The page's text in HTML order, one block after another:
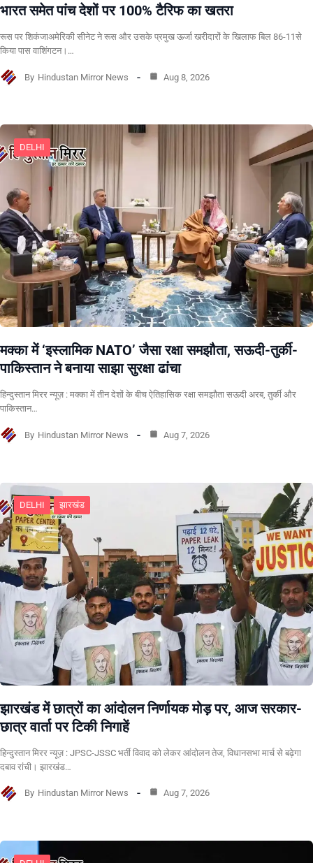
भारत समेत पांच देशों पर 100% टैरिफ का खतरा
रूस पर शिकंजाअमेरिकी सीनेट ने रूस और उसके प्रमुख ऊर्जा खरीदारों के खिलाफ बिल 86-11से
किया पास वाशिंगटन।…
By Hindustan Mirror News Aug 8, 2026
DELHI
मक्का में ‘इस्लामिक NATO’ जैसा रक्षा समझौता, सऊदी-तुर्की-
पाकिस्तान ने बनाया साझा सुरक्षा ढांचा
हिन्दुस्तान मिरर न्यूज़ : मक्का में तीन देशों के बीच ऐतिहासिक रक्षा समझौता सऊदी अरब, तुर्की और
पाकिस्तान…
By Hindustan Mirror News Aug 7, 2026
DELHI झारखंड
झारखंड में छात्रों का आंदोलन निर्णायक मोड़ पर, आज सरकार-
छात्र वार्ता पर टिकी निगाहें
हिन्दुस्तान मिरर न्यूज़ : JPSC-JSSC भर्ती विवाद को लेकर आंदोलन तेज, विधानसभा मार्च से बढ़ेगा
दबाव रांची। झारखंड…
By Hindustan Mirror News Aug 7, 2026